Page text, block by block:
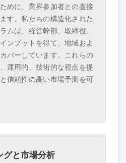
めに、業界参加者との直接
す。私たちの構造化された
ムは、経営幹部、取締役、
ンプットを得て、地域およ
バーしています。これらの
運用的、技術的な視点を提
信頼性の高い市場予測を可
グと市場分析